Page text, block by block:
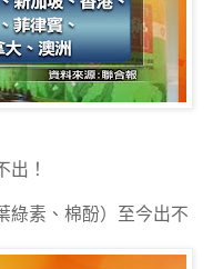
出！
綠素、棉酚）至今出不